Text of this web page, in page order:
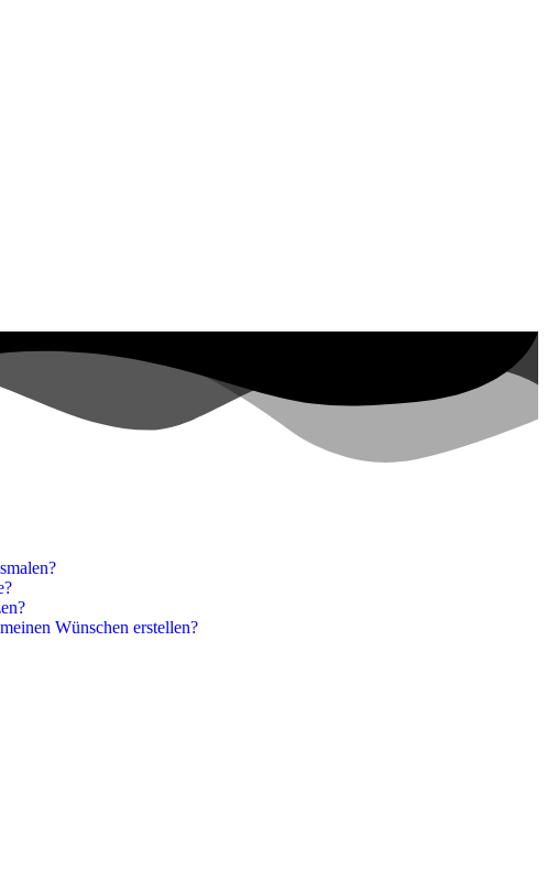
Wünschen erstellen?